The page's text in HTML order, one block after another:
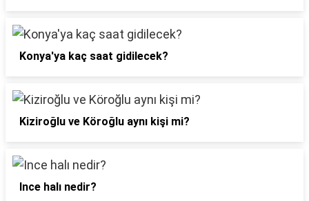
Konya'ya kaç saat gidilecek?
Kiziroğlu ve Köroğlu aynı kişi mi?
Ince halı nedir?